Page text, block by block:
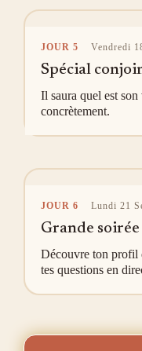
JOUR 5 Vendredi
Spécial
Il saura quel est
concrètement.
JOUR 6 Lundi 21
Grande
Découvre ton profil
tes questions en